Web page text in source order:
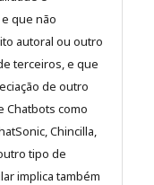
que não
autoral ou outro
terceiros, e que
de outro
Chatbots como
Chincilla,
tipo de
implica também